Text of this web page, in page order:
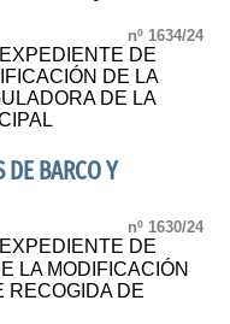
nº 1634/24
DE
DE LA
DE LA
BARCO Y
nº 1630/24
DE
LA MODIFICACIÓN
RECOGIDA DE